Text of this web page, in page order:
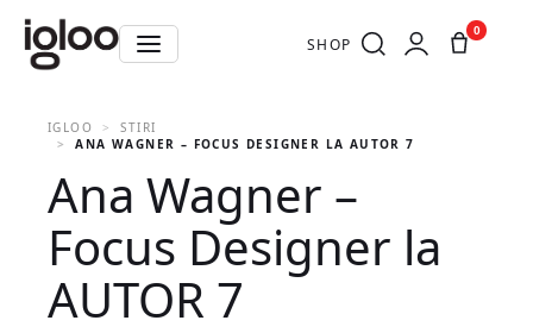
SHOP
0
IGLOO
STIRI
ANA WAGNER – FOCUS DESIGNER LA AUTOR 7
Ana Wagner –
Focus Designer la
AUTOR 7